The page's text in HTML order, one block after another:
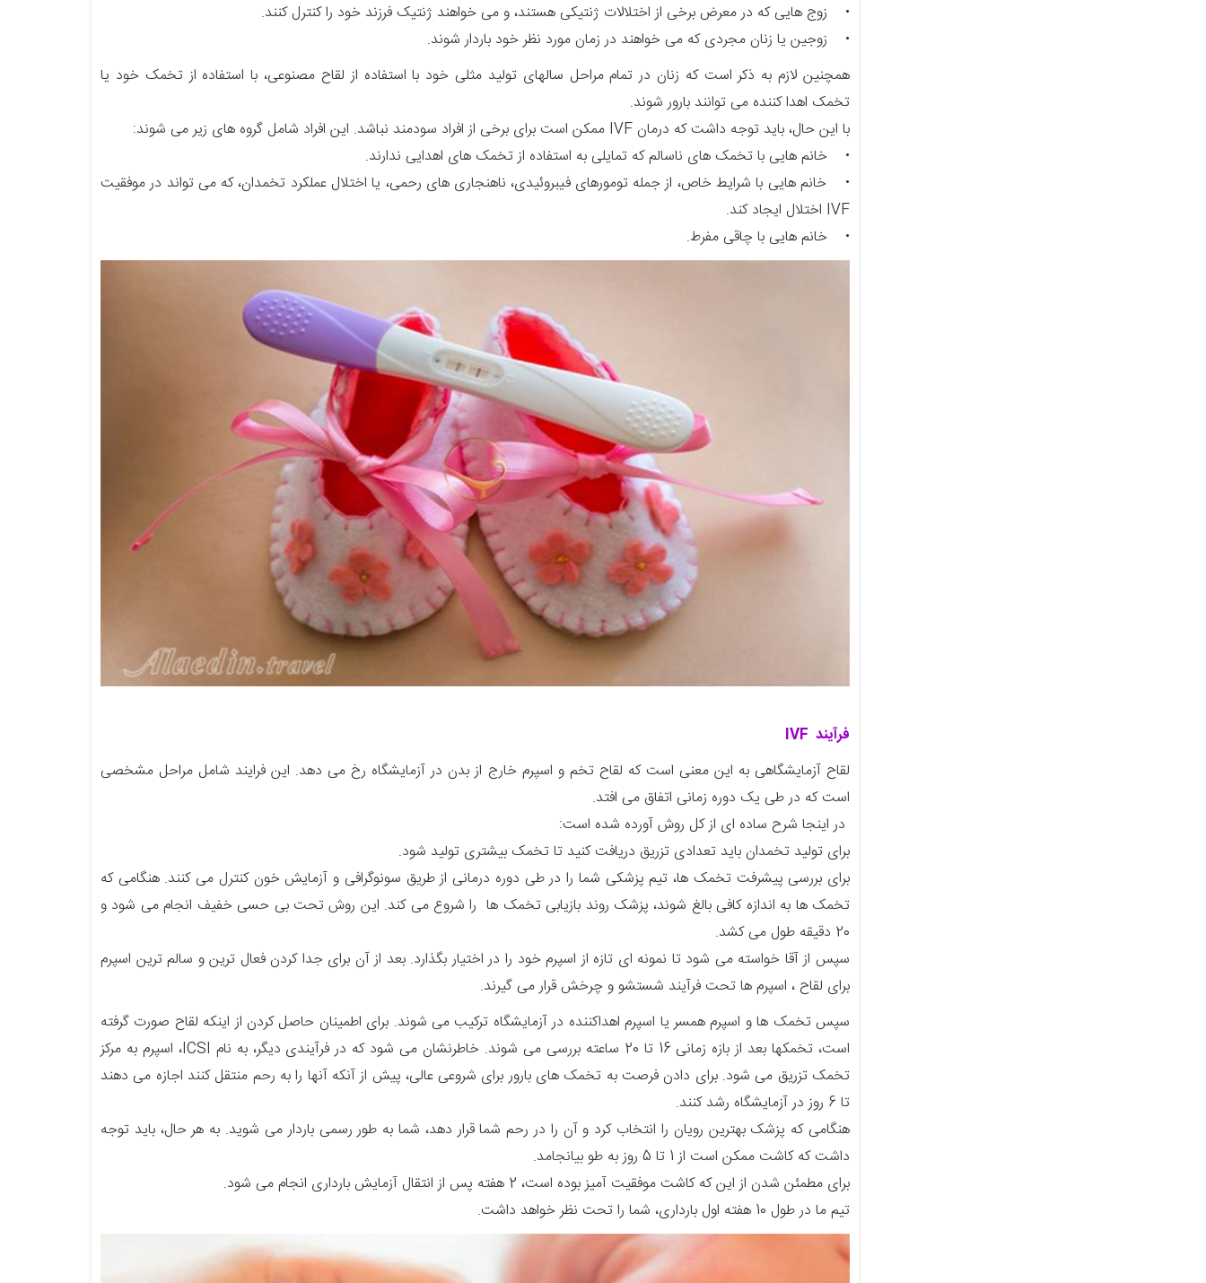
• زوج هایی که در معرض برخی از اختلالات ژنتیکی هستند، و می خواهند ژنتیک فرزند خود را کنترل کنند.
• زوجین یا زنان مجردی که می خواهند در زمان مورد نظر خود باردار شوند.
همچنین لازم به ذکر است که زنان در تمام مراحل سالهای تولید مثلی خود با استفاده از لقاح مصنوعی، با استفاده از تخمک خود یا
تخمک اهدا کننده می توانند بارور شوند.
با این حال، باید توجه داشت که درمان IVF ممکن است برای برخی از افراد سودمند نباشد. این افراد شامل گروه های زیر می شوند:
• خانم هایی با تخمک های ناسالم که تمایلی به استفاده از تخمک های اهدایی ندارند.
• خانم هایی با شرایط خاص، از جمله تومورهای فیبروئیدی، ناهنجاری های رحمی، یا اختلال عملکرد تخمدان، که می تواند در موفقیت
IVF اختلال ایجاد کند.
• خانم هایی با چاقی مفرط.
فرآیند IVF
لقاح آزمایشگاهی به این معنی است که لقاح تخم و اسپرم خارج از بدن در آزمایشگاه رخ می دهد. این فرایند شامل مراحل مشخصی
است که در طی یک دوره زمانی اتفاق می افتد.
در اینجا شرح ساده ای از کل روش آورده شده است:
برای تولید تخمدان باید تعدادی تزریق دریافت کنید تا تخمک بیشتری تولید شود.
برای بررسی پیشرفت تخمک ها، تیم پزشکی شما را در طی دوره درمانی از طریق سونوگرافی و آزمایش خون کنترل می کنند. هنگامی که
تخمک ها به اندازه کافی بالغ شوند، پزشک روند بازیابی تخمک ها را شروع می کند. این روش تحت بی حسی خفیف انجام می شود و
20 دقیقه طول می کشد.
سپس از آقا خواسته می شود تا نمونه ای تازه از اسپرم خود را در اختیار بگذارد. بعد از آن برای جدا کردن فعال ترین و سالم ترین اسپرم
برای لقاح ، اسپرم ها تحت فرآیند شستشو و چرخش قرار می گیرند.
سپس تخمک ها و اسپرم همسر یا اسپرم اهداکننده در آزمایشگاه ترکیب می شوند. برای اطمینان حاصل کردن از اینکه لقاح صورت گرفته
است، تخمکها بعد از بازه زمانی 16 تا 20 ساعته بررسی می شوند. خاطرنشان می شود که در فرآیندی دیگر، به نام ICSI، اسپرم به مرکز
تخمک تزریق می شود. برای دادن فرصت به تخمک های بارور برای شروعی عالی، پیش از آنکه آنها را به رحم منتقل کنند اجازه می دهند
تا 6 روز در آزمایشگاه رشد کنند.
هنگامی که پزشک بهترین رویان را انتخاب کرد و آن را در رحم شما قرار دهد، شما به طور رسمی باردار می شوید. به هر حال، باید توجه
داشت که کاشت ممکن است از 1 تا 5 روز به طو بیانجامد.
برای مطمئن شدن از این که کاشت موفقیت آمیز بوده است، 2 هفته پس از انتقال آزمایش بارداری انجام می شود.
تیم ما در طول 10 هفته اول بارداری، شما را تحت نظر خواهد داشت.